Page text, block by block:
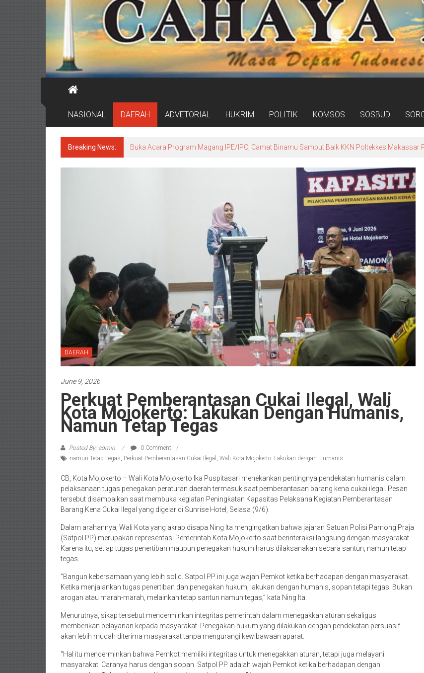
NASIONAL DAERAH ADVETORIAL HUKRIM POLITIK KOMSOS SOSBUD
Breaking News: DPRD Surabaya Pastikan Program Kampung Pancasila Terakomodasi Dalam Raperda
DAERAH
June 9, 2026
Perkuat Pemberantasan Cukai Ilegal, Wali
Kota Mojokerto: Lakukan Dengan Humanis,
Namun Tetap Tegas
Posted By: admin
0 Comment
namun Tetap Tegas Perkuat Pemberantasan Cukai Ilegal Wali Kota Mojokerto: Lakukan dengan Humanis
CB, Kota Mojokerto – Wali Kota Mojokerto Ika Puspitasari menekankan pentingnya pendekatan humanis dalam
pelaksanaan tugas penegakan peraturan daerah termasuk saat pemberantasan barang kena cukai ilegal. Pesan
tersebut disampaikan saat membuka kegiatan Peningkatan Kapasitas Pelaksana Kegiatan Pemberantasan
Barang Kena Cukai Ilegal yang digelar di Sunrise Hotel, Selasa (9/6).
Dalam arahannya, Wali Kota yang akrab disapa Ning Ita mengingatkan bahwa jajaran Satuan Polisi Pamong Praja
(Satpol PP) merupakan representasi Pemerintah Kota Mojokerto saat berinteraksi langsung dengan masyarakat.
Karena itu, setiap tugas penertiban maupun penegakan hukum harus dilaksanakan secara santun, namun tetap
tegas.
“Bangun kebersamaan yang lebih solid. Satpol PP ini juga wajah Pemkot ketika berhadapan dengan masyarakat.
Ketika menjalankan tugas penertiban dan penegakan hukum, lakukan dengan humanis, sopan tetapi tegas. Bukan
arogan atau marah-marah, melainkan tetap santun namun tegas,” kata Ning Ita.
Menurutnya, sikap tersebut mencerminkan integritas pemerintah dalam menegakkan aturan sekaligus
memberikan pelayanan kepada masyarakat. Penegakan hukum yang dilakukan dengan pendekatan persuasif
akan lebih mudah diterima masyarakat tanpa mengurangi kewibawaan aparat.
“Hal itu mencerminkan bahwa Pemkot memiliki integritas untuk menegakkan aturan, tetapi juga melayani
masyarakat. Caranya harus dengan sopan. Satpol PP adalah wajah Pemkot ketika berhadapan dengan